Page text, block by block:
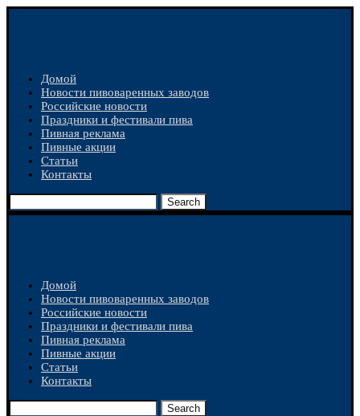
Домой
Новости пивоваренных заводов
Российские новости
Праздники и фестивали пива
Пивная реклама
Пивные акции
Статьи
Контакты
Search
Домой
Новости пивоваренных заводов
Российские новости
Праздники и фестивали пива
Пивная реклама
Пивные акции
Статьи
Контакты
Search